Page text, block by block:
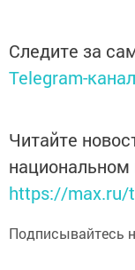
Следите за
Telegram-
Читайте
https://max.ru/
Подписывайтесь